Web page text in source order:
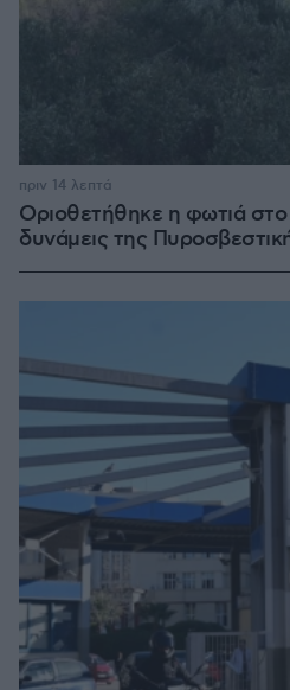
Οριοθετήθηκε η φωτιά στο
δυνάμεις της
πριν 14 λεπτά